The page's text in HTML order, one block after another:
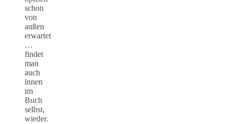
schon
von
außen
erwartet
…
findet
man
auch
innen
im
Buch
selbst,
wieder.